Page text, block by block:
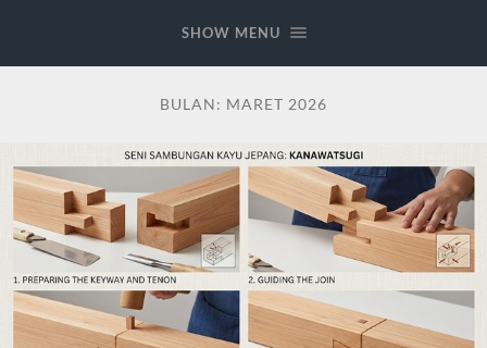
SHOW MENU
BULAN: MARET 2026